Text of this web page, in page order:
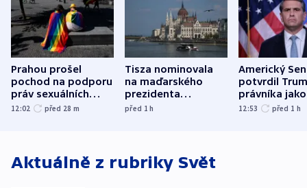
Prahou prošel
pochod na podporu
práv sexuálních
menšin
12:02 před 28 m
Tisza nominovala
na maďarského
prezidenta
bývalého šéfa
před 1h
Americký
potvrdil
právníka jako
ministra
12:53 před 1 h
Aktuálně z rubriky Svět